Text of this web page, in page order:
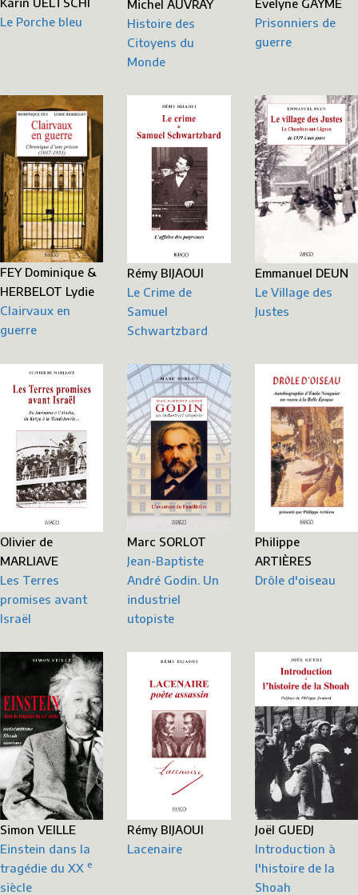
Le Porche bleu
Michel AUVRAY
Histoire des
Citoyens du
Monde
Évelyne GAYME
Prisonniers de
guerre
FEY Dominique &
HERBELOT Lydie
Clairvaux en
guerre
Rémy BIJAOUI
Le Crime de
Samuel
Schwartzbard
Emmanuel DEUN
Le Village des
Justes
Olivier de
MARLIAVE
Les Terres
promises avant
Israël
Marc SORLOT
Jean-Baptiste
André Godin. Un
industriel
utopiste
Philippe
ARTIÈRES
Drôle d'oiseau
Simon VEILLE
Einstein dans la
tragédie du XX e
siècle
Rémy BIJAOUI
Lacenaire
Joël GUEDJ
Introduction à
l'histoire de la
Shoah